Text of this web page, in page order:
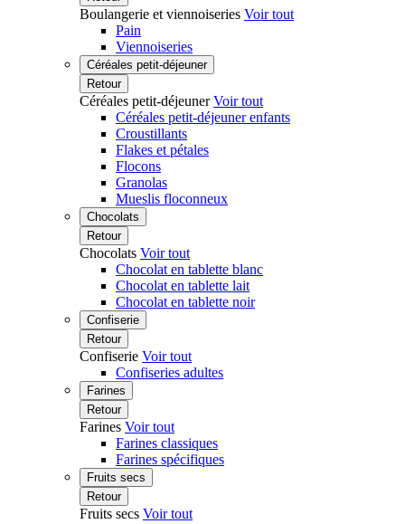
Boulangerie et viennoiseries Voir tout
Pain
Viennoiseries
Céréales petit-déjeuner
Retour
Céréales petit-déjeunerVoir tout
Céréales petit-déjeuner enfants
Croustillants
Flakes et pétales
Flocons
Granolas
Mueslis floconneux
Chocolats
Retour
Chocolats Voir tout
Chocolat en tablette blanc
Chocolat en tablette lait
Chocolat en tablette noir
Confiserie
Retour
Confiserie Voir tout
Confiseries adultes
Farines
Retour
Farines Voir tout
Farines classiques
Farines spécifiques
Fruits secs
Retour
Fruits secs Voir tout